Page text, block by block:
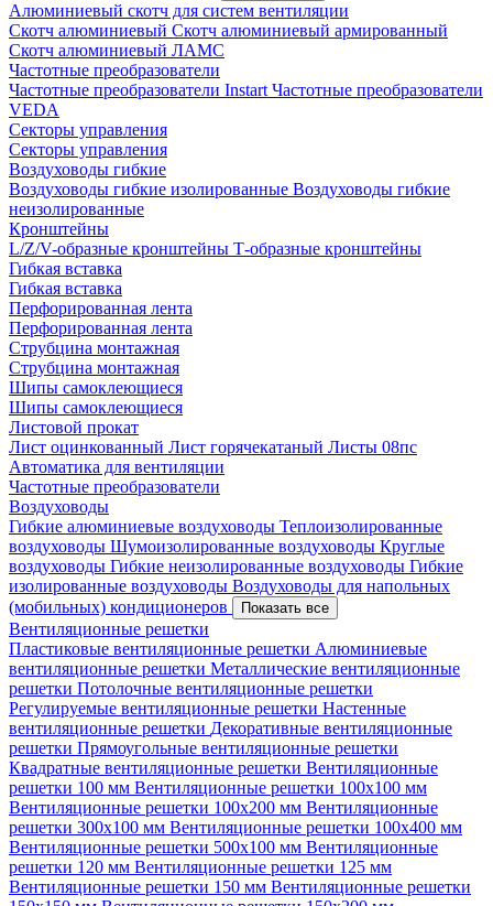
Алюминиевый скотч для систем вентиляции
Скотч алюминиевый Скотч алюминиевый армированный
Скотч алюминиевый ЛАМС
Частотные преобразователи
Частотные преобразователи Instart Частотные преобразователи
VEDA
Секторы управления
Секторы управления
Воздуховоды гибкие
Воздуховоды гибкие изолированные Воздуховоды гибкие
неизолированные
Кронштейны
L/Z/V-образные кронштейны Т-образные кронштейны
Гибкая вставка
Гибкая вставка
Перфорированная лента
Перфорированная лента
Струбцина монтажная
Струбцина монтажная
Шипы самоклеющиеся
Шипы самоклеющиеся
Листовой прокат
Лист оцинкованный Лист горячекатаный Листы 08пс
Автоматика для вентиляции
Частотные преобразователи
Воздуховоды
Гибкие алюминиевые воздуховоды Теплоизолированные
воздуховоды Шумоизолированные воздуховоды Круглые
воздуховоды Гибкие неизолированные воздуховоды Гибкие
изолированные воздуховоды Воздуховоды для напольных
(мобильных) кондиционеров
Показать все
Вентиляционные решетки
Пластиковые вентиляционные решетки Алюминиевые
вентиляционные решетки Металлические вентиляционные
решетки Потолочные вентиляционные решетки
Регулируемые вентиляционные решетки Настенные
вентиляционные решетки Декоративные вентиляционные
решетки Прямоугольные вентиляционные решетки
Квадратные вентиляционные решетки Вентиляционные
решетки 100 мм Вентиляционные решетки 100х100 мм
Вентиляционные решетки 100х200 мм Вентиляционные
решетки 300х100 мм Вентиляционные решетки 100х400 мм
Вентиляционные решетки 500х100 мм Вентиляционные
решетки 120 мм Вентиляционные решетки 125 мм
Вентиляционные решетки 150 мм Вентиляционные решетки